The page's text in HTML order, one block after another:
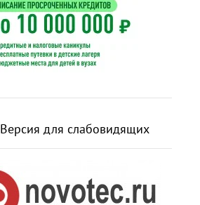
Версия для слабовидящих